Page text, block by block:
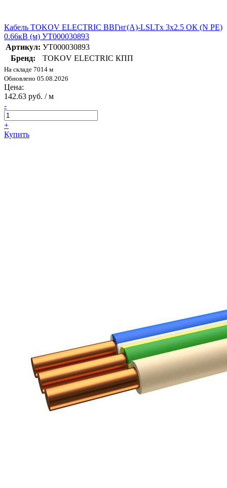
Кабель TOKOV ELECTRIC ВВГнг(А)-LSLTx 3х2.5 ОК (N PE)
0.66кВ (м) УТ000030893
Артикул: УТ000030893
Бренд:
TOKOV ELECTRIC КПП
На складе 7014 м
Обновлено 05.08.2026
Цена:
142.63 руб. / м
-
+
Купить